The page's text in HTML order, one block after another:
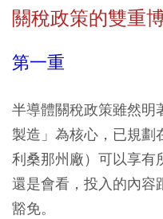
關稅政策的雙重
第一重
半導體關稅政策雖然明
製造」為核心，已規劃
利桑那州廠）可以享有
還是會看，投入的內容
豁免。